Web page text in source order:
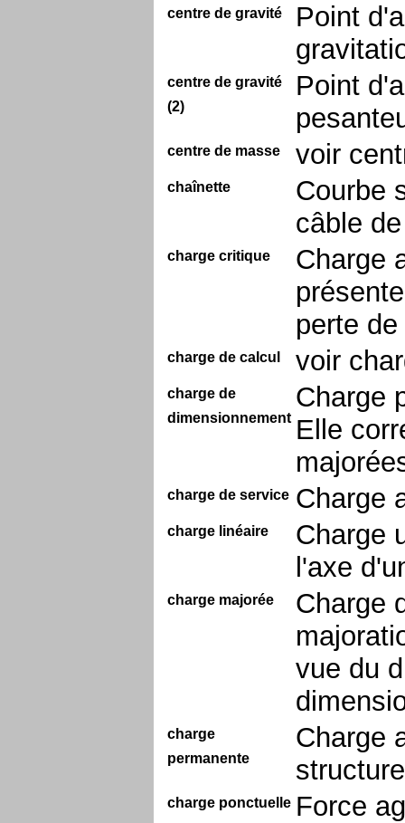
centre de gravité
Point
centre de gravité
(2)
Point
centre de masse voir
chaînette
Courbe
câble
charge critique
Charge
perte
charge de calcul voir
charge de
dimensionnement
Charge
Elle
charge de service Charge
charge linéaire
Charge
l'axe
charge majorée
Charge
vue du
charge
permanente
Charge
charge ponctuelle Force